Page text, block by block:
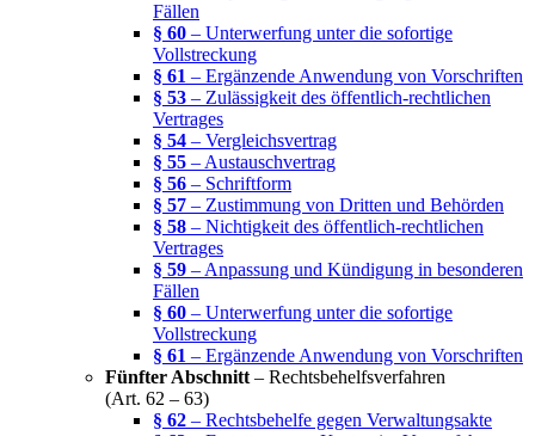
Fällen
§ 60 – Unterwerfung unter die sofortige
Vollstreckung
§ 61 – Ergänzende Anwendung von Vorschriften
§ 53 – Zulässigkeit des öffentlich-rechtlichen
Vertrages
§ 54 – Vergleichsvertrag
§ 55 – Austauschvertrag
§ 56 – Schriftform
§ 57 – Zustimmung von Dritten und Behörden
§ 58 – Nichtigkeit des öffentlich-rechtlichen
Vertrages
§ 59 – Anpassung und Kündigung in besonderen
Fällen
§ 60 – Unterwerfung unter die sofortige
Vollstreckung
§ 61 – Ergänzende Anwendung von Vorschriften
Fünfter Abschnitt – Rechtsbehelfsverfahren
(Art. 62 – 63)
§ 62 – Rechtsbehelfe gegen Verwaltungsakte